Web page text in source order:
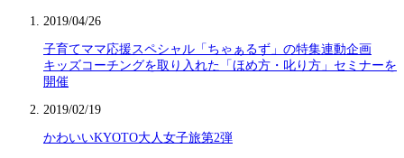
2019/04/26
子育てママ応援スペシャル「ちゃぁるず」の特集連動企画
キッズコーチングを取り入れた「ほめ方・叱り方」セミナーを
開催
2019/02/19
かわいいKYOTO大人女子旅第2弾